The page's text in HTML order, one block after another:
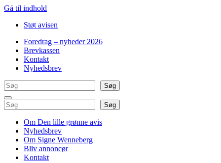
Gå til indhold
Støt avisen
Foredrag – nyheder 2026
Brevkassen
Kontakt
Nyhedsbrev
Søg
Søg
Søg Søg
Om Den lille grønne avis
Nyhedsbrev
Om Signe Wenneberg
Bliv annoncør
Kontakt